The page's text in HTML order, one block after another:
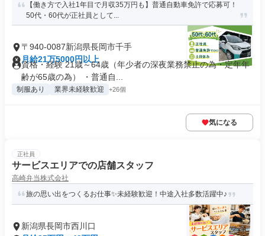
【働き方で入社1年目で月収35万円も】普通自動車免許で応募可！
50代・60代が正社員として...
〒940-0087新潟県長岡市千手
月給21万5000円以上
資格・経験 21歳～64歳（年少者の深夜業務禁止の為・定年年
齢が65歳の為） ・普通自...
制服あり 業界未経験歓迎 +26個
気になる
正社員
サービスエリアでの店舗スタッフ
高崎弁当株式会社
旅の思い出をつくるお仕事✨未経験歓迎！中途入社多数活躍中♪
新潟県長岡市西川口